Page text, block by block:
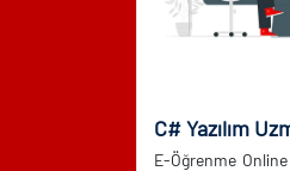
C# Yazılım
E-Öğrenme Online